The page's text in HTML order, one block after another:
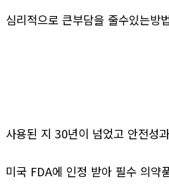
심리적으로 큰부담을 줄수있는방
사용된 지 30년이 넘었고 안전성
미국 FDA에 인정 받아 필수 의약